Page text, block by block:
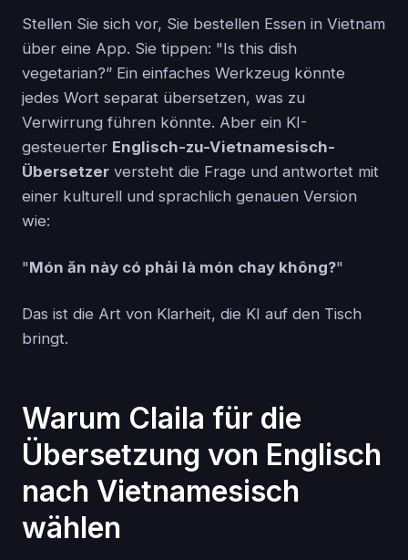
Stellen Sie sich vor, Sie bestellen Essen in Vietnam
über eine App. Sie tippen: "Is this dish
vegetarian?” Ein einfaches Werkzeug könnte
jedes Wort separat übersetzen, was zu
Verwirrung führen könnte. Aber ein KI-
gesteuerter Englisch-zu-Vietnamesisch-
Übersetzer versteht die Frage und antwortet mit
einer kulturell und sprachlich genauen Version
wie:
"Món ăn này có phải là món chay không?"
Das ist die Art von Klarheit, die KI auf den Tisch
bringt.
Warum Claila für die
Übersetzung von Englisch
nach Vietnamesisch
wählen